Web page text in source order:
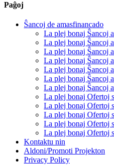
Paĝoj
Ŝancoj de amasfinancado
La plej bonaj Ŝancoj
La plej bonaj Ŝancoj
La plej bonaj Ŝancoj
La plej bonaj Ŝancoj
La plej bonaj Ŝancoj
La plej bonaj Ŝancoj
La plej bonaj Ŝancoj
La plej bonaj Ofertoj
La plej bonaj Ofertoj
La plej bonaj Ofertoj
La plej bonaj Ofertoj
La plej bonaj Ofertoj
Kontaktu nin
Aldoni/Promoti Projekton
Privacy Policy